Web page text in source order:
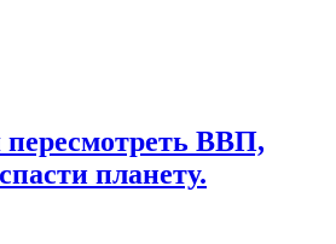
ВВП,
планету.